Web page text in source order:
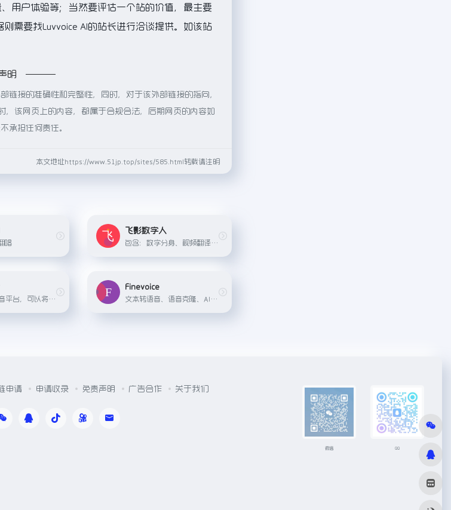
用户体验等；当然要评估一个站的价值，最主要
需要找Luvvoice AI的站长进行洽谈提供。如该站
明
链接的准确性和完整性，同时，对于该外部链接的指向，
该网页上的内容，都属于合规合法，后期网页的内容如
承担任何责任。
本文地址https://www.51jp.top/sites/585.html转载请注明
唱
飞影数字人
包含：数字分身、视频翻译、声音克隆等功能。
免费的AI配音平台，可以将文本转换成语音，支持50多种语言和300多种语音风格
Finevoice
文本转语音、语音克隆、AI翻唱、AI变声
申请 申请收录 免责声明 广告合作 关于我们
微信 QQ